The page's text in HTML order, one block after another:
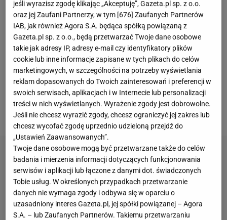
Zakupił udziały w spółce LS Investments, która
wybudowała apartamentowiec na warszawskiej
Ochocie, a ponadto założył też agencję
marketingową Stor9 i dom mediowy RL Media. Pod
koniec czerwca "Wprost" podał, że Lewandowski ma
udziały w 20 różnych spółkach. Majątek piłkarza i
jego żony Anny wynosił wtedy ok. 679 mln zł. Ile
wynosi zatem dorobek samej kobiety?
jeśli wyrazisz zgodę klikając „Akceptuję”, Gazeta.pl sp. z o.o.
oraz jej Zaufani Partnerzy, w tym [676] Zaufanych Partnerów
IAB, jak również Agora S.A. będąca spółką powiązaną z
Gazeta.pl sp. z o.o., będą przetwarzać Twoje dane osobowe
takie jak adresy IP, adresy e-mail czy identyfikatory plików
cookie lub inne informacje zapisane w tych plikach do celów
marketingowych, w szczególności na potrzeby wyświetlania
reklam dopasowanych do Twoich zainteresowań i preferencji w
swoich serwisach, aplikacjach i w Internecie lub personalizacji
treści w nich wyświetlanych. Wyrażenie zgody jest dobrowolne.
Jeśli nie chcesz wyrazić zgody, chcesz ograniczyć jej zakres lub
chcesz wycofać zgodę uprzednio udzieloną przejdź do
„Ustawień Zaawansowanych”.
Twoje dane osobowe mogą być przetwarzane także do celów
badania i mierzenia informacji dotyczących funkcjonowania
serwisów i aplikacji lub łączone z danymi dot. świadczonych
Tobie usług. W określonych przypadkach przetwarzanie
danych nie wymaga zgody i odbywa się w oparciu o
uzasadniony interes Gazeta.pl, jej spółki powiązanej – Agora
S.A. – lub Zaufanych Partnerów. Takiemu przetwarzaniu